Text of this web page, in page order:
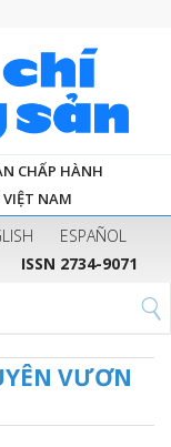
CHẤP HÀNH
NAM
ESPAÑOL
ISSN 2734-9071
VƯƠN